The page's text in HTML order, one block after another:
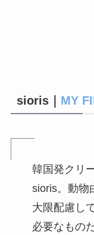
sioris｜ MY
韓国発クリ
sioris。動物
大限配慮し
必要なもの